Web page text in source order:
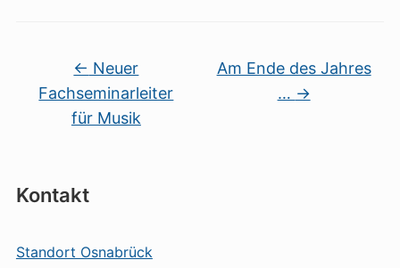
Kontakt
Standort Osnabrück
← Neuer
Fachseminarleiter
für Musik
Am Ende des Jahres
… →